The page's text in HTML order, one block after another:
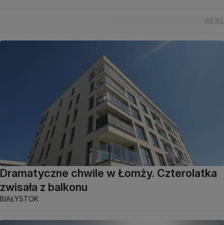
Dramatyczne chwile w Łomży. Czterolatka
zwisała z balkonu
BIAŁYSTOK